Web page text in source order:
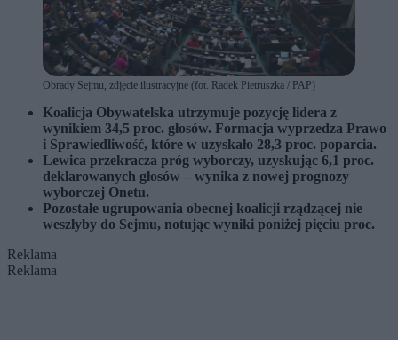
Obrady Sejmu, zdjęcie ilustracyjne (fot. Radek Pietruszka / PAP)
Koalicja Obywatelska utrzymuje pozycję lidera z
wynikiem 34,5 proc. głosów. Formacja wyprzedza Prawo
i Sprawiedliwość, które w uzyskało 28,3 proc. poparcia.
Lewica przekracza próg wyborczy, uzyskując 6,1 proc.
deklarowanych głosów – wynika z nowej prognozy
wyborczej Onetu.
Pozostałe ugrupowania obecnej koalicji rządzącej nie
weszłyby do Sejmu, notując wyniki poniżej pięciu proc.
Reklama
Reklama